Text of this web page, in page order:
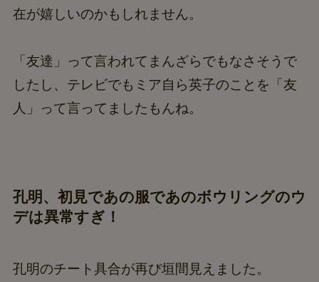
在が嬉しいのかもしれません。
「友達」って言われてまんざらでもなさそうで
したし、テレビでもミア自ら英子のことを「友
人」って言ってましたもんね。
孔明、初見であの服であのボウリングのウ
デは異常すぎ！
孔明のチート具合が再び垣間見えました。